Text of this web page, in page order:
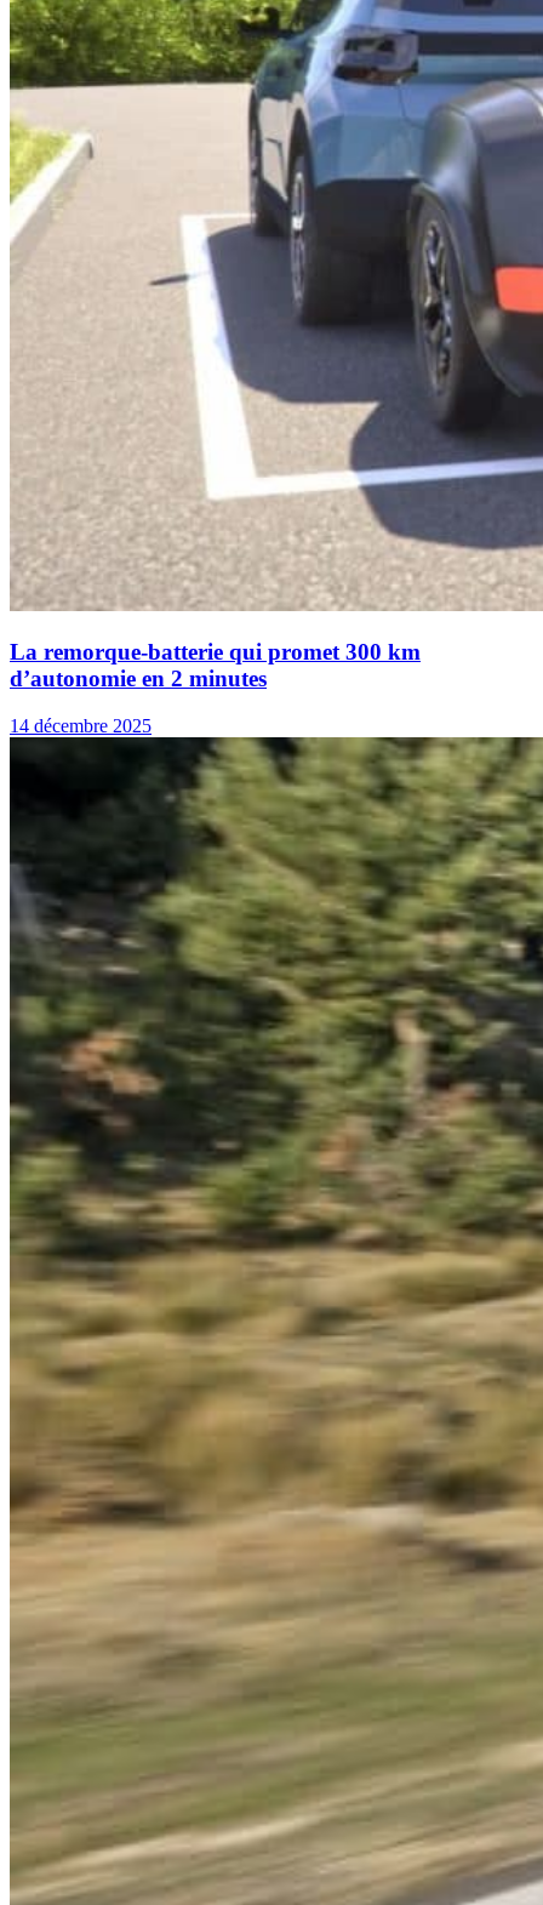
La remorque-batterie qui promet 300 km
d’autonomie en 2 minutes
14 décembre 2025